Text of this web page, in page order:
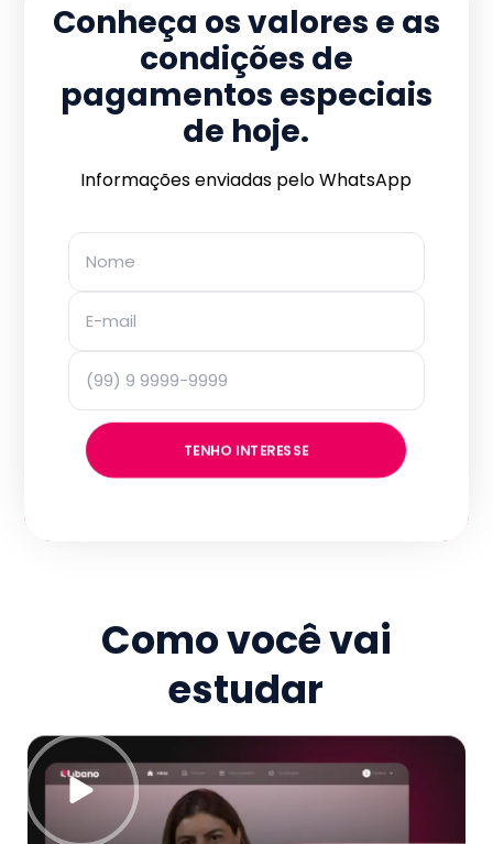
Conheça os valores e as
condições de
pagamentos especiais
de hoje.
Informações enviadas pelo WhatsApp
TENHO INTERESSE
Como você vai
estudar